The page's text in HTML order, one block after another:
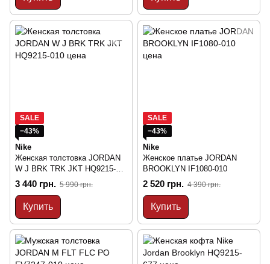
SALE
−43%
Nike
Женская толстовка JORDAN
W J BRK TRK JKT HQ9215-
010
3 440 грн. 5 990 грн.
Купить
SALE
−43%
Nike
Женское платье JORDAN
BROOKLYN IF1080-010
2 520 грн. 4 390 грн.
Купить